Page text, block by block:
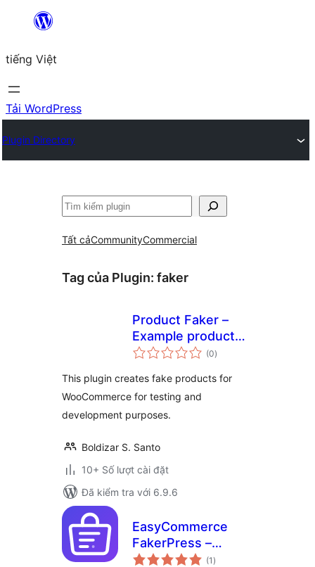
Chuyển
phần
nội
dung
tiếng Việt
Tải WordPress
Plugin Directory
Tìm
Tất cảCommunityCommercial
Tag của Plugin: faker
Product Faker –
Example product
generator
(0tổng
đánh
)
This plugin creates fake products for
WooCommerce for testing and
development purposes.
Boldizar S. Santo
10+ Số lượt cài đặt
Đã kiểm tra với 6.9.6
EasyCommerce
FakerPress –
Dummy & Test Data
(1 tổng
đánh
)